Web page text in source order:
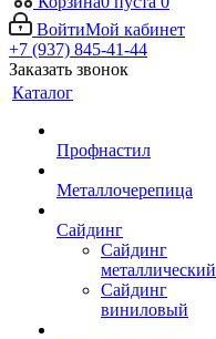
ВойтиМой кабинет
+7 (937) 845-41-44
Заказать звонок
Каталог
Профнастил
Металлочерепица
Сайдинг
Сайдинг
металлический
Сайдинг
виниловый